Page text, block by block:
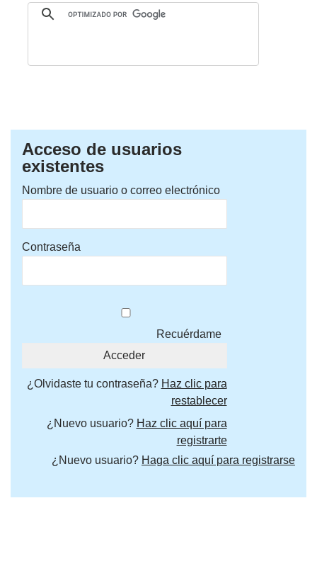
Acceso de usuarios
existentes
Nombre de usuario o correo electrónico
Contraseña
Recuérdame
¿Olvidaste tu contraseña? Haz clic para
restablecer
¿Nuevo usuario? Haz clic aquí para
registrarte
¿Nuevo usuario? Haga clic aquí para registrarse